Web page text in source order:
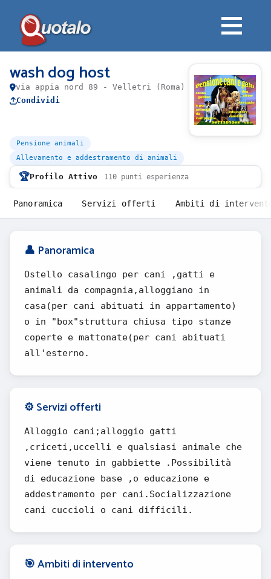
wash dog host
via appia nord 89 - Velletri (Roma)
Condividi
Pensione animali
Allevamento e addestramento di animali
🏆Profilo Attivo 110 punti esperienza
Panoramica Servizi offerti Ambiti di
👤 Panoramica
Ostello casalingo per cani ,gatti e
animali da compagnia,alloggiano in
casa(per cani abituati in appartamento)
o in "box"struttura chiusa tipo stanze
coperte e mattonate(per cani abituati
all'esterno.
⚙️ Servizi offerti
Alloggio cani;alloggio gatti
,criceti,uccelli e qualsiasi animale che
viene tenuto in gabbiette .Possibilità
di educazione base ,o educazione e
addestramento per cani.Socializzazione
cani cuccioli o cani difficili.
🎯 Ambiti di intervento